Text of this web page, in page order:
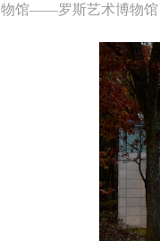
物馆——罗斯艺术博物馆